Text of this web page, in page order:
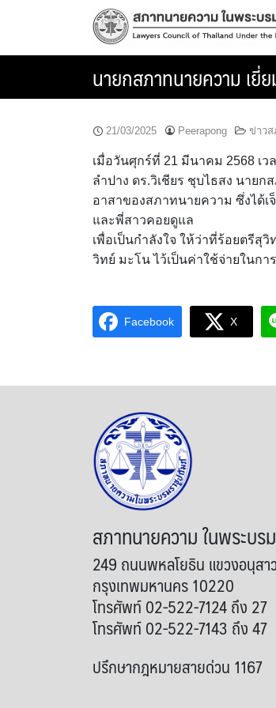
นายกสภาทนายความ เยี่
21/03/2025 Peerapong ข่าว
เมื่อวันศุกร์ที่ 21 มีนาคม 2568 เ
ลำปาง ดร.วิเชียร ชุบไธสง นาย
อาสาของสภาทนายความ ซึ่งได้เ
และพี่สาวคอยดูแล
เพื่อเป็นกำลังใจ ให้ว่าที่ร้อยตรีสุ
วิทย์ มะโน ไว้เป็นค่าใช้จ่ายในกา
Facebook X
สภาทนายความ ในพระบร
249 ถนนพหลโยธิน แขวงอนุสา
กรุงเทพมหานคร 10220
โทรศัพท์ 02-522-7124 ถึง 27
โทรศัพท์ 02-522-7143 ถึง 47
ปรึกษากฎหมายสายด่วน 1167